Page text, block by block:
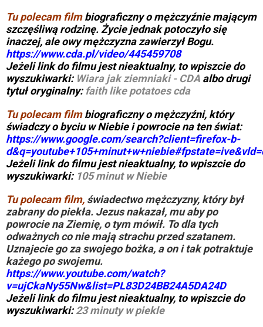
Tu polecam filmbiograficzny o mężczyźnie mającym
szczęśliwą rodzinę. Życie jednak potoczyło się
inaczej, ale owy mężczyzna zawierzył Bogu.
https://www.cda.pl/video/445459708
Jeżeli link do filmu jest nieaktualny, to wpiszcie do
wyszukiwarki: Wiara jak ziemniaki - CDA albo drugi
tytuł oryginalny: faith like potatoes cda
Tu polecam filmbiograficzny o mężczyźni, który
świadczy o byciu w Niebie i powrocie na ten świat:
https://www.google.com/search?client=firefox-b-
Jeżeli link do filmu jest nieaktualny, to wpiszcie do
wyszukiwarki: 105 minut w Niebie
Tu polecam film, świadectwo mężczyzny, który był
zabrany do piekła. Jezus nakazał, mu aby po
powrocie na Ziemię, o tym mówił. To dla tych
odważnych co nie mają strachu przed szatanem.
Uznajecie go za swojego bożka, a on i tak potraktuje
każego po swojemu.
https://www.youtube.com/watch?
v=ujCkaNy55Nw&list=PL83D24BB24A5DA24D
Jeżeli link do filmu jest nieaktualny, to wpiszcie do
wyszukiwarki:23 minuty w piekle